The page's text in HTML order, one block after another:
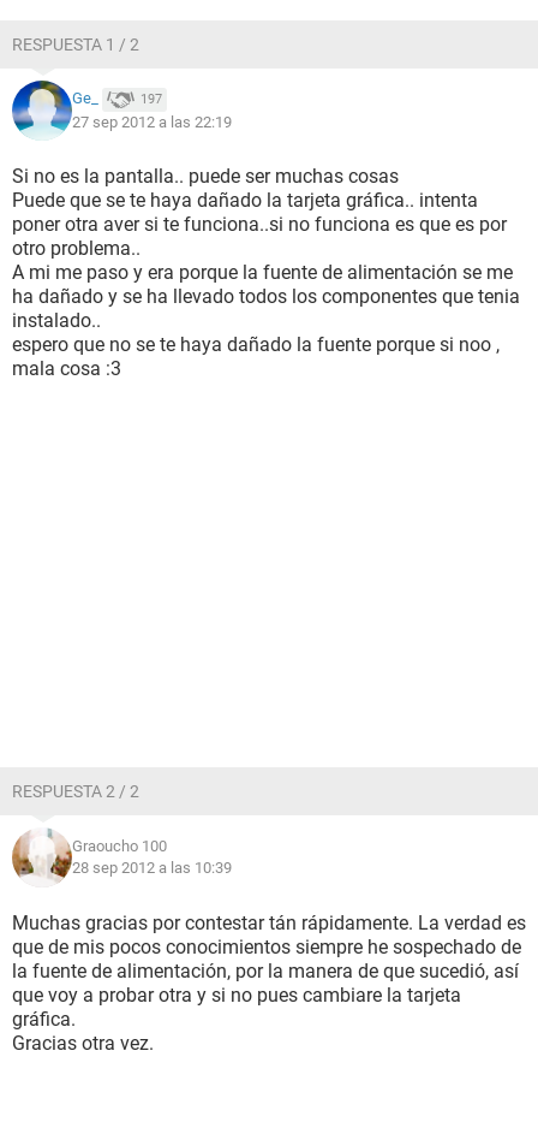
RESPUESTA 1 / 2
Ge_ 197
27 sep 2012 a las 22:19
Si no es la pantalla.. puede ser muchas cosas
Puede que se te haya dañado la tarjeta gráfica.. intenta
poner otra aver si te funciona..si no funciona es que es por
otro problema..
A mi me paso y era porque la fuente de alimentación se me
ha dañado y se ha llevado todos los componentes que tenia
instalado..
espero que no se te haya dañado la fuente porque si noo ,
mala cosa :3
RESPUESTA 2 / 2
Graoucho 100
28 sep 2012 a las 10:39
Muchas gracias por contestar tán rápidamente. La verdad es
que de mis pocos conocimientos siempre he sospechado de
la fuente de alimentación, por la manera de que sucedió, así
que voy a probar otra y si no pues cambiare la tarjeta
gráfica.
Gracias otra vez.